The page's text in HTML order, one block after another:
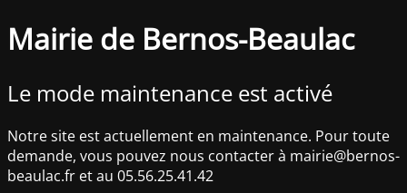
Mairie de Bernos-Beaulac
Le mode maintenance est activé
Notre site est actuellement en maintenance. Pour toute
demande, vous pouvez nous contacter à mairie@bernos-
beaulac.fr et au 05.56.25.41.42